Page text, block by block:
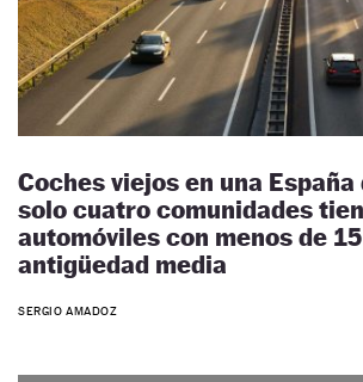
Coches viejos en una
solo cuatro comunidades
automóviles con menos de
antigüedad media
SERGIO AMADOZ